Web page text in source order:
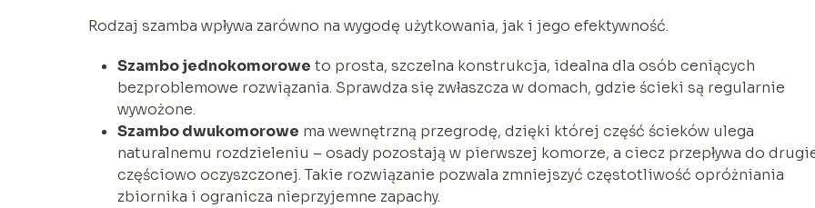
Rodzaj szamba wpływa zarówno na wygodę użytkowania, jak i jego efektywność.
Szambo jednokomorowe to prosta, szczelna konstrukcja, idealna dla osób ceniących
bezproblemowe rozwiązania. Sprawdza się zwłaszcza w domach, gdzie ścieki są regularnie
wywożone.
Szambo dwukomorowe ma wewnętrzną przegrodę, dzięki której część ścieków ulega
naturalnemu rozdzieleniu – osady pozostają w pierwszej komorze, a ciecz przepływa do
częściowo oczyszczonej. Takie rozwiązanie pozwala zmniejszyć częstotliwość opróżniania
zbiornika i ogranicza nieprzyjemne zapachy.